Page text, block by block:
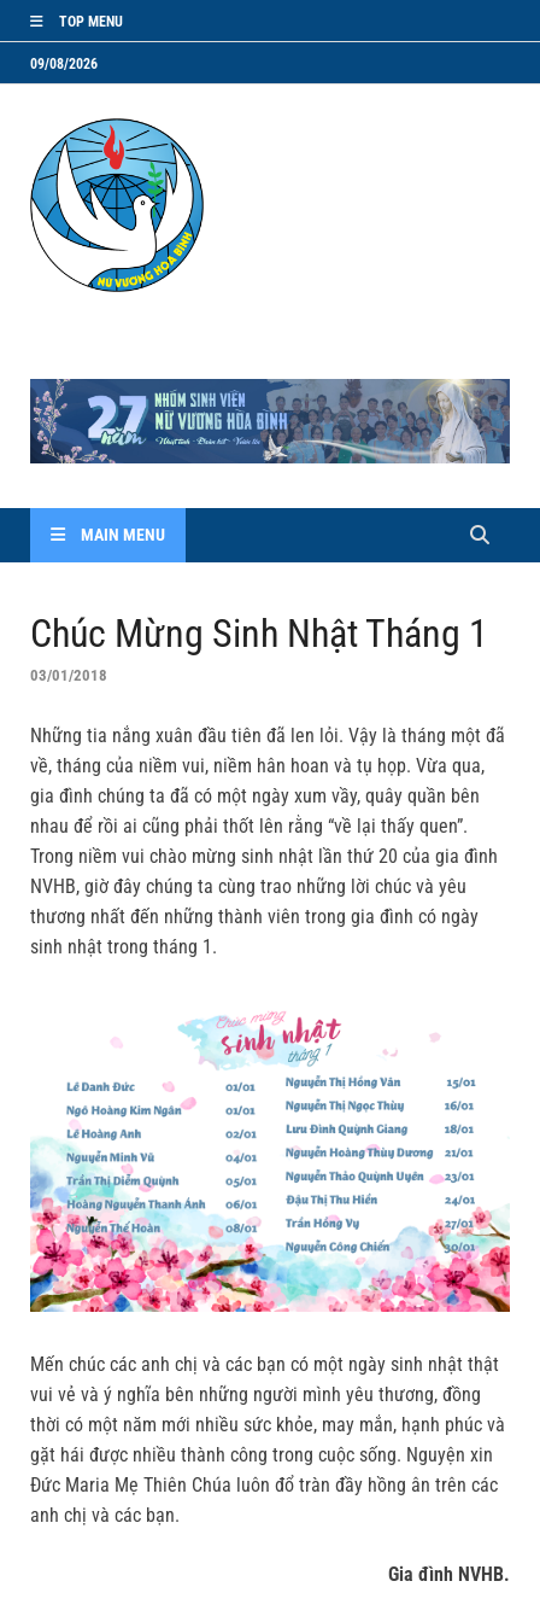
TOP MENU
09/08/2026
MAIN MENU
Chúc Mừng Sinh Nhật Tháng 1
03/01/2018
Những tia nắng xuân đầu tiên đã len lỏi. Vậy là tháng một đã
về, tháng của niềm vui, niềm hân hoan và tụ họp. Vừa qua,
gia đình chúng ta đã có một ngày xum vầy, quây quần bên
nhau để rồi ai cũng phải thốt lên rằng “về lại thấy quen”.
Trong niềm vui chào mừng sinh nhật lần thứ 20 của gia đình
NVHB, giờ đây chúng ta cùng trao những lời chúc và yêu
thương nhất đến những thành viên trong gia đình có ngày
sinh nhật trong tháng 1.
Mến chúc các anh chị và các bạn có một ngày sinh nhật thật
vui vẻ và ý nghĩa bên những người mình yêu thương, đồng
thời có một năm mới nhiều sức khỏe, may mắn, hạnh phúc và
gặt hái được nhiều thành công trong cuộc sống. Nguyện xin
Đức Maria Mẹ Thiên Chúa luôn đổ tràn đầy hồng ân trên các
anh chị và các bạn.
Gia đình NVHB.